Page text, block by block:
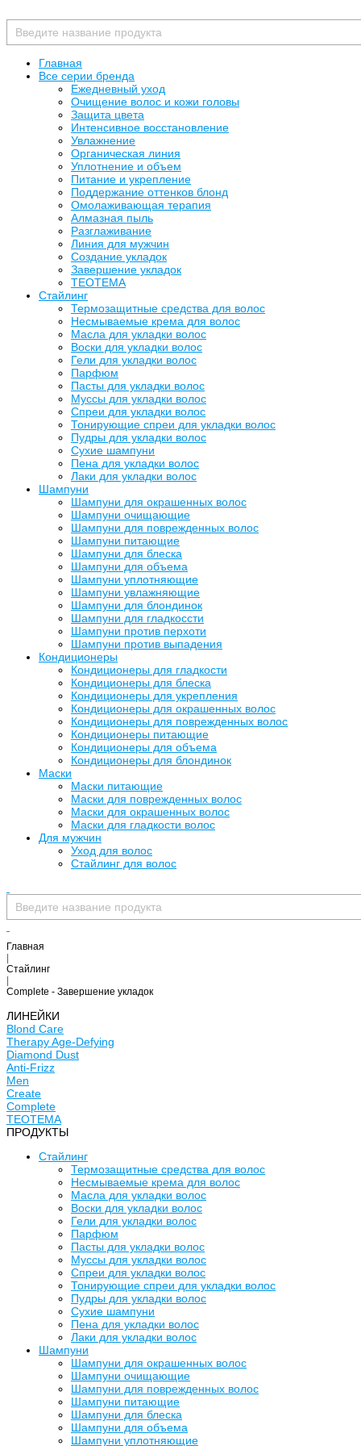
Главная
Все серии бренда
Ежедневный уход
Очищение волос и кожи головы
Защита цвета
Интенсивное восстановление
Увлажнение
Органическая линия
Уплотнение и объем
Питание и укрепление
Поддержание оттенков блонд
Омолаживающая терапия
Алмазная пыль
Разглаживание
Линия для мужчин
Создание укладок
Завершение укладок
TEOTEMA
Стайлинг
Термозащитные средства для волос
Несмываемые крема для волос
Масла для укладки волос
Воски для укладки волос
Гели для укладки волос
Парфюм
Пасты для укладки волос
Муссы для укладки волос
Спреи для укладки волос
Тонирующие спреи для укладки волос
Пудры для укладки волос
Сухие шампуни
Пена для укладки волос
Лаки для укладки волос
Шампуни
Шампуни для окрашенных волос
Шампуни очищающие
Шампуни для поврежденных волос
Шампуни питающие
Шампуни для блеска
Шампуни для объема
Шампуни уплотняющие
Шампуни увлажняющие
Шампуни для блондинок
Шампуни для гладкоссти
Шампуни против перхоти
Шампуни против выпадения
Кондиционеры
Кондиционеры для гладкости
Кондиционеры для блеска
Кондиционеры для укрепления
Кондиционеры для окрашенных волос
Кондиционеры для поврежденных волос
Кондиционеры питающие
Кондиционеры для объема
Кондиционеры для блондинок
Маски
Маски питающие
Маски для поврежденных волос
Маски для окрашенных волос
Маски для гладкости волос
Для мужчин
Уход для волос
Стайлинг для волос
Главная
Стайлинг
Complete - Завершение укладок
ЛИНЕЙКИ
Blond Care
Therapy Age-Defying
Diamond Dust
Anti-Frizz
Men
Create
Complete
TEOTEMA
ПРОДУКТЫ
Стайлинг
Термозащитные средства для волос
Несмываемые крема для волос
Масла для укладки волос
Воски для укладки волос
Гели для укладки волос
Парфюм
Пасты для укладки волос
Муссы для укладки волос
Спреи для укладки волос
Тонирующие спреи для укладки волос
Пудры для укладки волос
Сухие шампуни
Пена для укладки волос
Лаки для укладки волос
Шампуни
Шампуни для окрашенных волос
Шампуни очищающие
Шампуни для поврежденных волос
Шампуни питающие
Шампуни для блеска
Шампуни для объема
Шампуни уплотняющие